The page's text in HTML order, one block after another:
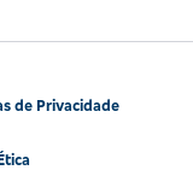
de Privacidade